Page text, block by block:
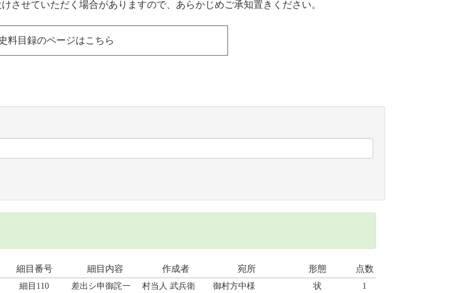
せていただく場合がありますので、あらかじめご承知置きください。
料目録のページはこちら
細目番号 細目内容 作成者 宛所 形態 点数
細目110
差出シ申御詫一
村当人 武兵衛
御村方中様 状 1